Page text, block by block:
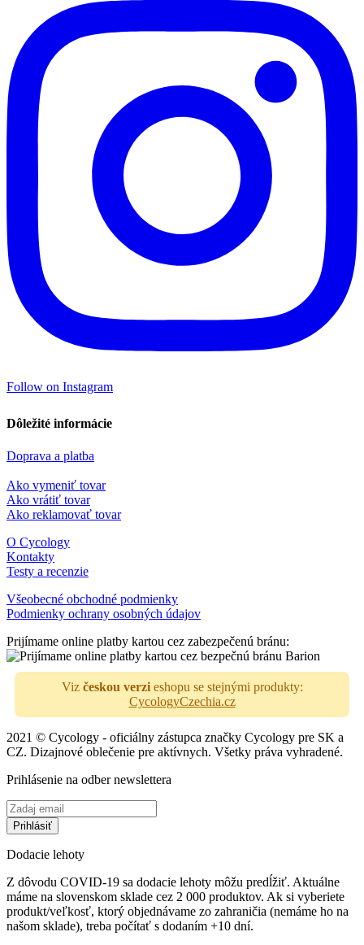
Follow on Instagram
Dôležité informácie
Doprava a platba
Ako vymeniť tovar
Ako vrátiť tovar
Ako reklamovať tovar
O Cycology
Kontakty
Testy a recenzie
Všeobecné obchodné podmienky
Podmienky ochrany osobných údajov
Prijímame online platby kartou cez zabezpečenú bránu:
Viz českou verzieshopu se stejnými produkty:
CycologyCzechia.cz
2021 © Cycology - oficiálny zástupca značky Cycology pre SK a
CZ. Dizajnové oblečenie pre aktívnych. Všetky práva vyhradené.
Prihlásenie na odber newslettera
Dodacie lehoty
Z dôvodu COVID-19 sa dodacie lehoty môžu predĺžiť. Aktuálne
máme na slovenskom sklade cez 2 000 produktov. Ak si vyberiete
produkt/veľkosť, ktorý objednávame zo zahraničia (nemáme ho na
našom sklade), treba počítať s dodaním +10 dní.